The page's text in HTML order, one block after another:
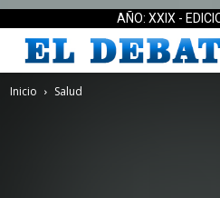
AÑO: XXIX -
Inicio Salud